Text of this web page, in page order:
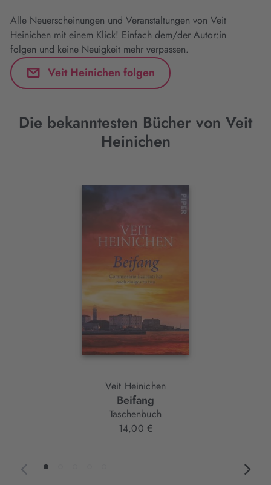
Alle Neuerscheinungen und Veranstaltungen von Veit
Heinichen mit einem Klick! Einfach dem/der Autor:in
folgen und keine Neuigkeit mehr verpassen.
Veit Heinichen folgen
Die bekanntesten Bücher von Veit
Heinichen
Interaktives
Veit Heinichen
Beifang
Taschenbuch
14,00 €